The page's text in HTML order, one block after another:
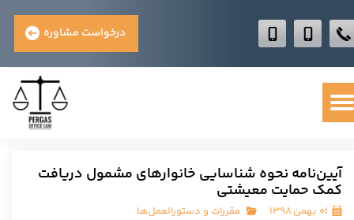
درخواست مشاوره
آیین­‌نامه نحوه شناسایی خانوارهای مشمول دریافت
کمک حمایت معیشتی
۰۱ بهمن ۱۳۹۸ مقررات و دستورالعمل‌ها